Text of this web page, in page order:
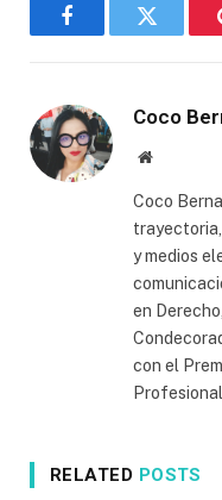
FacebookTwitter
Coco
Website
Coco
y medios
en
con el
RELATED POSTS